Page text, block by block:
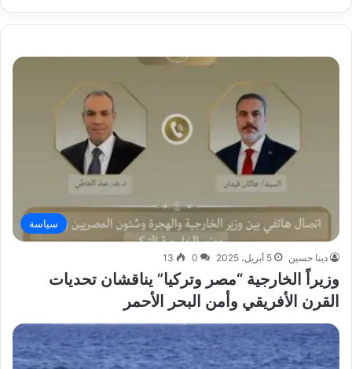
سياسة
دينا حسين 5 أبريل، 2025 0
13
وزيراً الخارجية “مصر وتركيا” يناقشان تحديات
القرن الأفريقي وأمن البحر الأحمر